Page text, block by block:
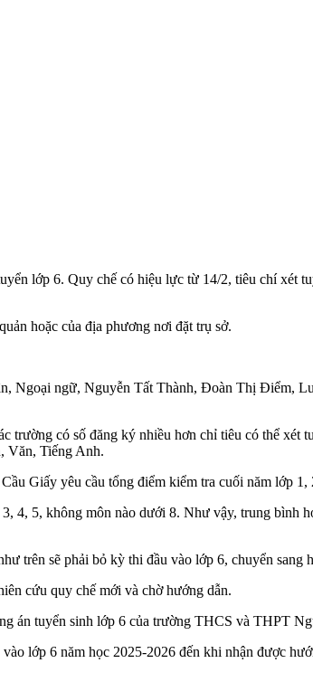
lớp 6. Quy chế có hiệu lực từ 14/2, tiêu chí xét
hoặc của địa phương nơi đặt trụ sở.
Ngoại ngữ, Nguyễn Tất Thành, Đoàn Thị Điểm,
có số đăng ký nhiều hơn chỉ tiêu có thể xét
Văn, Tiếng Anh.
Giấy yêu cầu tổng điểm kiểm tra cuối năm lớp
5, không môn nào dưới 8. Như vậy, trung bình
trên sẽ phải bỏ kỳ thi đầu vào lớp 6, chuyển sang
cứu quy chế mới và chờ hướng dẫn.
án tuyển sinh lớp 6 của trường THCS và THPT
lớp 6 năm học 2025-2026 đến khi nhận được